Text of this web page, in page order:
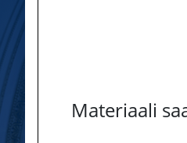
Materiaali